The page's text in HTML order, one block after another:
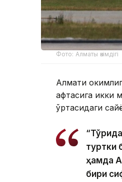
Фото: Алматы әкімдігі
Алмати
ҳафтасига
ўртасидаги
туртки
ҳамда
бири